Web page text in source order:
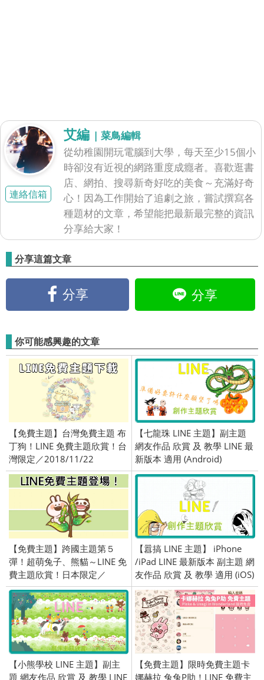
連絡信箱
艾編 | 菜鳥編輯
從幼稚園開玩電腦到大學，每天至少15個小
時卻沒有近視的網路重度成癮者。喜歡逛書
店、網拍、搜尋新奇好吃的美食～充滿好奇
心！因為工作開始了追劇之旅，嘗試撰寫各
種題材的文章，希望能把最新最完整的資訊
分享給大家！
分享這篇文章
分享 分享
你可能感興趣的文章
【免費主題】台灣免費主題 布
丁狗！LINE 免費主題欣賞！台
灣限定／2018/11/22
【七龍珠 LINE 主題】副主題
網友作品 欣賞 及 教學 LINE 最
新版本 適用 (Android)
【免費主題】跨國主題第５
彈！超萌兔子、熊貓～LINE 免
費主題欣賞！日本限定／
OpenVPN 跨區、加好友／
2015/10/15
【囂搞 LINE 主題】 iPhone
/iPad LINE 最新版本 副主題 網
友作品 欣賞 及 教學 適用 (iOS)
【小熊學校 LINE 主題】副主
題 網友作品 欣賞 及 教學 LINE
【免費主題】限時免費主題卡
娜赫拉 兔兔P助！LINE 免費主